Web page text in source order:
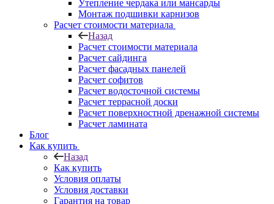
Утепление чердака или мансарды
Монтаж подшивки карнизов
Расчет стоимости материала
Назад
Расчет стоимости материала
Расчет сайдинга
Расчет фасадных панелей
Расчет софитов
Расчет водосточной системы
Расчет террасной доски
Расчет поверхностной дренажной системы
Расчет ламината
Блог
Как купить
Назад
Как купить
Условия оплаты
Условия доставки
Гарантия на товар